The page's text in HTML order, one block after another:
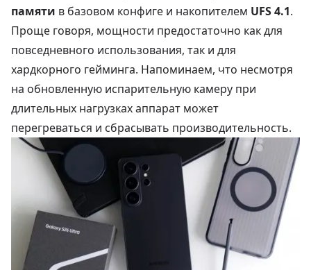
памяти в базовом конфиге и накопителем UFS 4.1.
Проще говоря, мощности предостаточно как для
повседневного использования, так и для
хардкорного гейминга. Напоминаем, что несмотря
на обновленную испарительную камеру при
длительных нагрузках аппарат может
перегреваться и сбрасывать производительность.